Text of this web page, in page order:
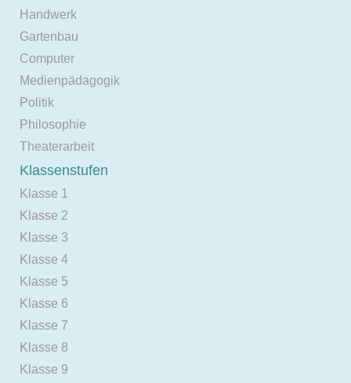
Handwerk
Gartenbau
Computer
Medienpädagogik
Politik
Philosophie
Theaterarbeit
Klassenstufen
Klasse 1
Klasse 2
Klasse 3
Klasse 4
Klasse 5
Klasse 6
Klasse 7
Klasse 8
Klasse 9